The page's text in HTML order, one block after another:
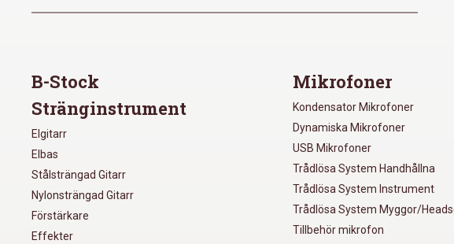
B-Stock
Stränginstrument
Elgitarr
Elbas
Stålsträngad Gitarr
Nylonsträngad Gitarr
Förstärkare
Effekter
Mikrofoner
Kondensator Mikrofoner
Dynamiska Mikrofoner
USB Mikrofoner
Trådlösa System Handhållna
Trådlösa System Instrument
Trådlösa System Myggor/
Tillbehör mikrofon